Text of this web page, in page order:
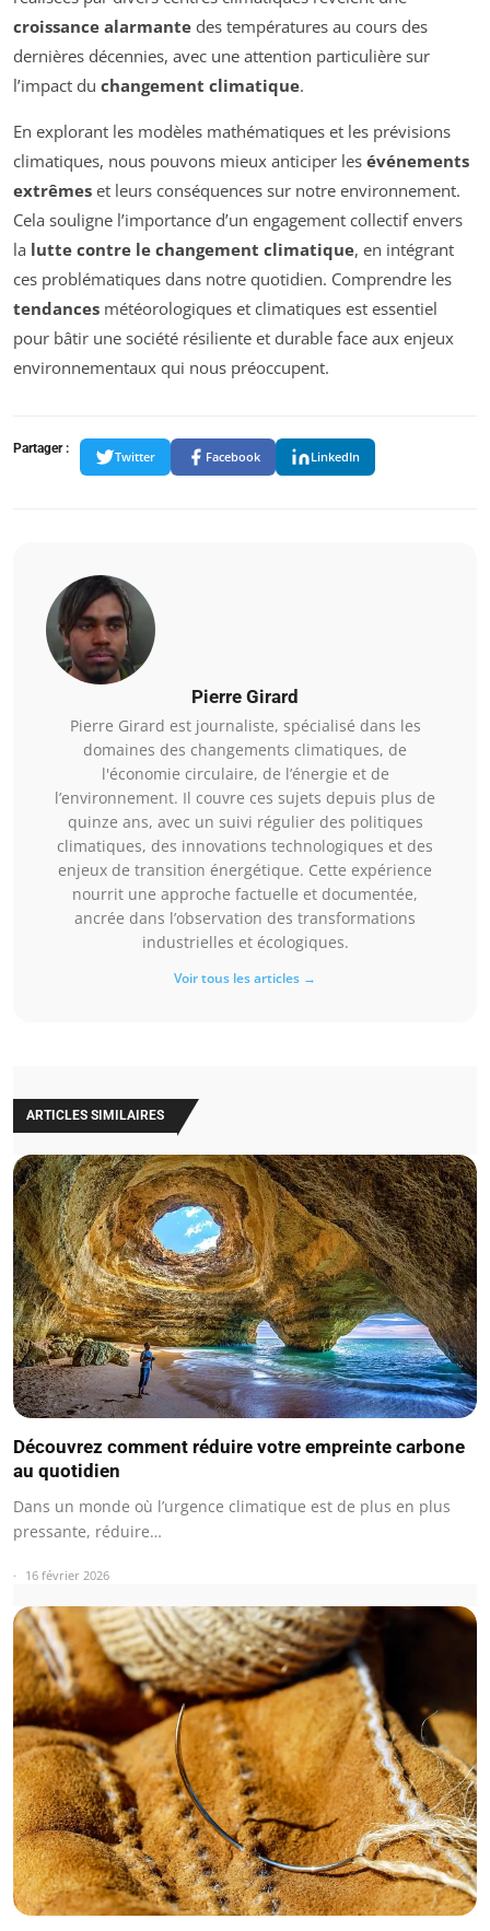
croissance alarmante des températures au cours des
dernières décennies, avec une attention particulière sur
l’impact du changement climatique.
En explorant les modèles mathématiques et les prévisions
climatiques, nous pouvons mieux anticiper les événements
extrêmes et leurs conséquences sur notre environnement.
Cela souligne l’importance d’un engagement collectif envers
la lutte contre le changement climatique, en intégrant
ces problématiques dans notre quotidien. Comprendre les
tendances météorologiques et climatiques est essentiel
pour bâtir une société résiliente et durable face aux enjeux
environnementaux qui nous préoccupent.
Partager :
Twitter Facebook LinkedIn
Pierre Girard
Pierre Girard est journaliste, spécialisé dans les
domaines des changements climatiques, de
l'économie circulaire, de l’énergie et de
l’environnement. Il couvre ces sujets depuis plus de
quinze ans, avec un suivi régulier des politiques
climatiques, des innovations technologiques et des
enjeux de transition énergétique. Cette expérience
nourrit une approche factuelle et documentée,
ancrée dans l’observation des transformations
industrielles et écologiques.
Voir tous les articles →
ARTICLES SIMILAIRES
Découvrez comment réduire votre empreinte carbone
au quotidien
Dans un monde où l’urgence climatique est de plus en plus
pressante, réduire…
16 février 2026